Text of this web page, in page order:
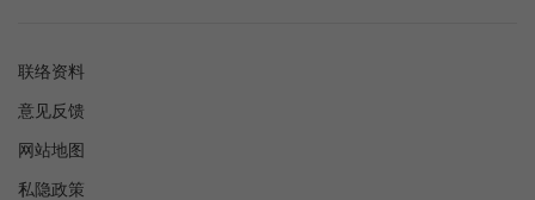
联络资料
意见反馈
网站地图
私隐政策